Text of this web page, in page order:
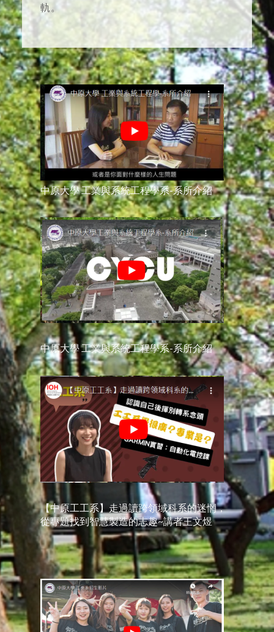
軌。
中原大學 工業與系統工程學系-系所介紹
中原大學 工業與系統工程學系-系所介紹
【中原工工系】走過讀跨領域科系的迷惘，
從專題找到智慧製造的志趣~講者王文煜